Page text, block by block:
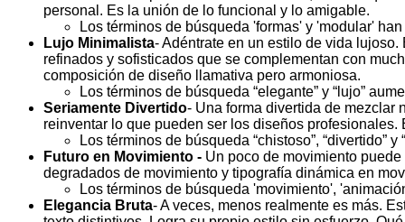
personal. Es la unión de lo funcional y lo amigable.
Los términos de búsqueda 'formas' y 'modular'
Lujo Minimalista- Adéntrate en un estilo de vida
refinados y sofisticados que se complementan con
composición de diseño llamativa pero armoniosa.
Los términos de búsqueda “elegante” y “lujo”
Seriamente Divertido- Una forma divertida de mezclar
reinventar lo que pueden ser los diseños
Los términos de búsqueda “chistoso”, “divertido”
Futuro en Movimiento - Un poco de movimiento
degradados de movimiento y tipografía dinámica en
Los términos de búsqueda 'movimiento',
Elegancia Bruta- A veces, menos realmente es más.